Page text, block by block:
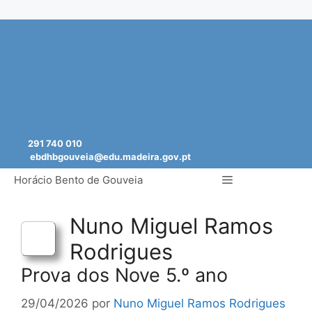
291 740 010
ebdhbgouveia@edu.madeira.gov.pt
Horácio Bento de Gouveia Menu
Nuno Miguel Ramos
Rodrigues
Prova dos Nove 5.º ano
29/04/2026 por Nuno Miguel Ramos Rodrigues